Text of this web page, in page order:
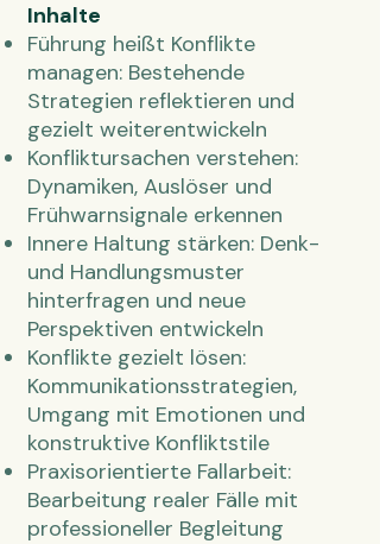
Inhalte
Führung heißt Konflikte
managen: Bestehende
Strategien reflektieren und
gezielt weiterentwickeln
Konfliktursachen verstehen:
Dynamiken, Auslöser und
Frühwarnsignale erkennen
Innere Haltung stärken: Denk-
und Handlungsmuster
hinterfragen und neue
Perspektiven entwickeln
Konflikte gezielt lösen:
Kommunikationsstrategien,
Umgang mit Emotionen und
konstruktive Konfliktstile
Praxisorientierte Fallarbeit:
Bearbeitung realer Fälle mit
professioneller Begleitung